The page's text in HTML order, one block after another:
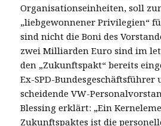
Organisationseinheiten, soll
„liebgewonnener Privilegien“
sind nicht die Boni des
zwei Milliarden Euro sind im
den „Zukunftspakt“ bereits
Ex-SPD-Bundesgeschäftsführer
scheidende VW-
Blessing erklärt: „Ein
Zukunftspaktes ist die